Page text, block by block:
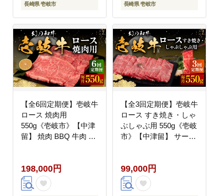
長崎県 壱岐市 長崎県 壱岐市
【全6回定期便】壱岐牛
ロース 焼肉用
550g《壱岐市》【中津
留】 焼肉 BBQ 牛肉 赤
198,000円
【全3回定期便】壱岐牛
ロース すき焼き・しゃ
ぶしゃぶ用 550g《壱岐
市》【中津留】 サーロ
ぶ 牛肉 [JFS063] 99000
99000円
99,000円